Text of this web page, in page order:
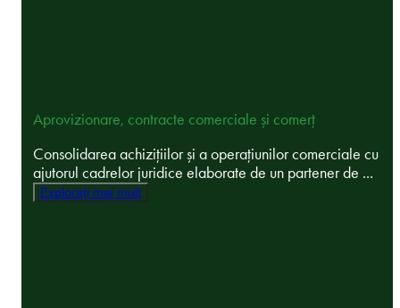
Aprovizionare, contracte comerciale și comerț
Consolidarea achizițiilor și a operațiunilor comerciale cu
ajutorul cadrelor juridice elaborate de un partener de ...
Explorați mai mult